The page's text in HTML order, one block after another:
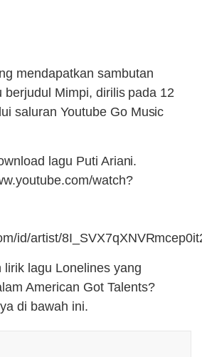
mendapatkan sambutan
berjudul Mimpi, dirilis pada 12
saluran Youtube Go Music
lagu Puti Ariani.
watch?
id/artist/
lirik lagu Lonelines yang
American Got Talents?
di bawah ini.